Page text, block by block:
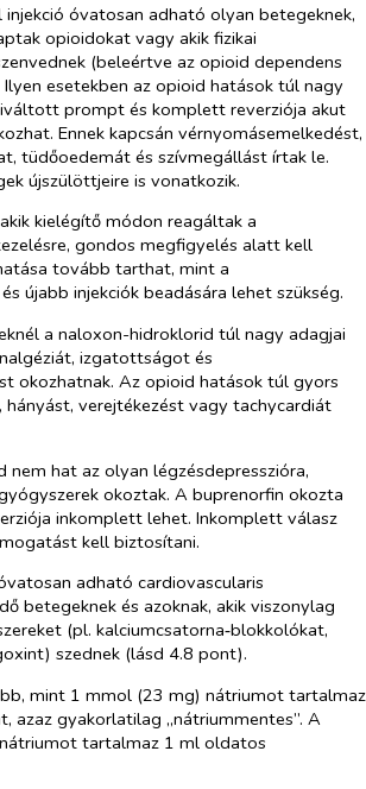
óvatosan adható olyan betegeknek,
opioidokat vagy akik fizikai
(beleértve az opioid dependens
esetekben az opioid hatások túl nagy
prompt és komplett reverziója akut
Ennek kapcsán vérnyomásemelkedést,
tüdőoedemát és szívmegállást írtak le.
újszülöttjeire is vonatkozik.
kielégítő módon reagáltak a
gondos megfigyelés alatt kell
tovább tarthat, mint a
újabb injekciók beadására lehet szükség.
a naloxon-hidroklorid túl nagy adagjai
izgatottságot és
okozhatnak. Az opioid hatások túl gyors
hányást, verejtékezést vagy tachycardiát
hat az olyan légzésdepresszióra,
okoztak. A buprenorfin okozta
inkomplett lehet. Inkomplett válasz
kell biztosítani.
adható cardiovascularis
betegeknek és azoknak, akik viszonylag
(pl. kalciumcsatorna‑blokkolókat,
szednek (lásd 4.8 pont).
mint 1 mmol (23 mg) nátriumot tartalmaz
azaz gyakorlatilag „nátriummentes”. A
tartalmaz 1 ml oldatos